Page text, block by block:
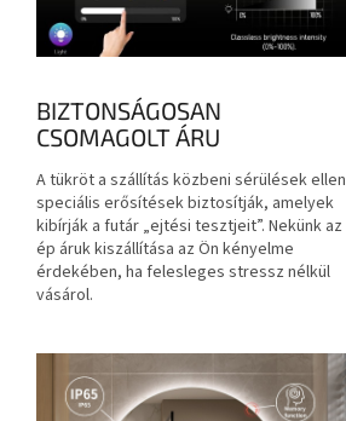
BIZTONSÁGOSAN
CSOMAGOLT ÁRU
A tükröt a szállítás közbeni sérülések ellen
speciális erősítések biztosítják, amelyek
kibírják a futár „ejtési tesztjeit”. Nekünk az
ép áruk kiszállítása az Ön kényelme
érdekében, ha felesleges stressz nélkül
vásárol.